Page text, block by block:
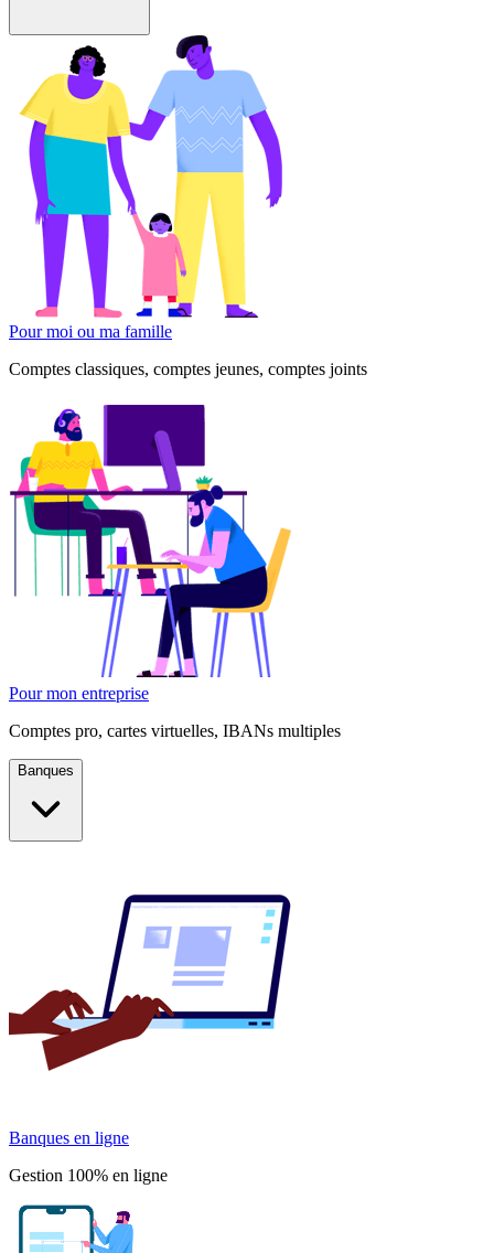
Pour moi ou ma famille
Comptes classiques, comptes jeunes, comptes joints
Pour mon entreprise
Comptes pro, cartes virtuelles, IBANs multiples
Banques
Banques en ligne
Gestion 100% en ligne